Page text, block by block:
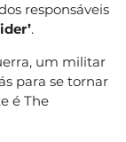
responsáveis
.
um militar
para se tornar
é The